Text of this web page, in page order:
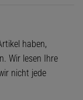
haben,
Wir lesen Ihre
nicht jede